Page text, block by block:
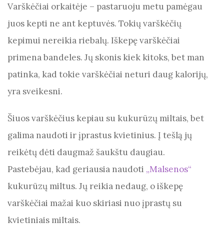
c
e
b
o
o
k
er
es
t
at
s
A
p
p
se
n
g
er
er e
gr
a
m
ar
e
Varškėčiai orkaitėje – pastaruoju metu pamėgau
juos kepti ne ant keptuvės. Tokių varškėčių
kepimui nereikia riebalų. Iškepę varškėčiai
primena bandeles. Jų skonis kiek kitoks, bet man
patinka, kad tokie varškėčiai neturi daug kalorijų,
yra sveikesni.
Šiuos varškėčius kepiau su kukurūzų miltais, bet
galima naudoti ir įprastus kvietinius. Į tešlą jų
reikėtų dėti daugmaž šaukštu daugiau.
Pastebėjau, kad geriausia naudoti „Malsenos“
kukurūzų miltus. Jų reikia nedaug, o iškepę
varškėčiai mažai kuo skiriasi nuo įprastų su
kvietiniais miltais.